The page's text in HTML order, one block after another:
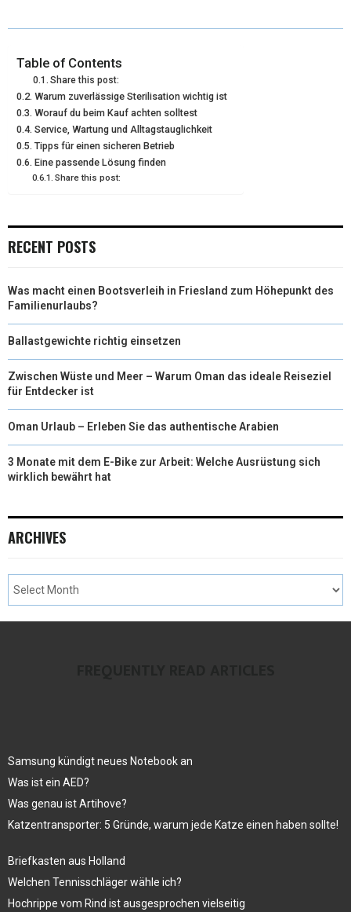
W
I
T
T
E
R
E
O
K
K I
Table of Contents
Share this post:
Warum zuverlässige Sterilisation wichtig ist
Worauf du beim Kauf achten solltest
Service, Wartung und Alltagstauglichkeit
Tipps für einen sicheren Betrieb
Eine passende Lösung finden
Share this post:
RECENT POSTS
Was macht einen Bootsverleih in Friesland zum Höhepunkt des
Familienurlaubs?
Ballastgewichte richtig einsetzen
Zwischen Wüste und Meer – Warum Oman das ideale Reiseziel
für Entdecker ist
Oman Urlaub – Erleben Sie das authentische Arabien
3 Monate mit dem E-Bike zur Arbeit: Welche Ausrüstung sich
wirklich bewährt hat
ARCHIVES
Samsung kündigt neues Notebook an
Was ist ein AED?
Was genau ist Artihove?
Katzentransporter: 5 Gründe, warum jede Katze einen haben sollte!
Briefkasten aus Holland
Welchen Tennisschläger wähle ich?
Hochrippe vom Rind ist ausgesprochen vielseitig